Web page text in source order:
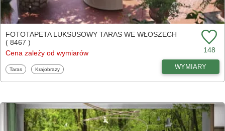
FOTOTAPETA LUKSUSOWY TARAS WE WŁOSZECH
( 8467 )
Cena zależy od wymiarów
148
Fototapety
Taras Fototapety
Krajobrazy WYMIARY